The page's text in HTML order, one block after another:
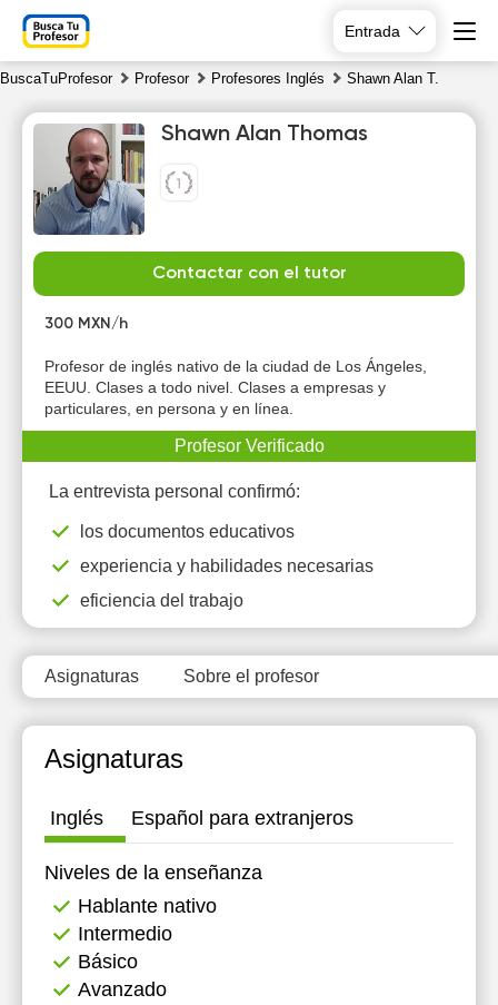
Entrada
BuscaTuProfesor Profesor Profesores Inglés Shawn Alan T.
Shawn Alan Thomas
Contactar con el tutor
300 MXN/h
Profesor de inglés nativo de la ciudad de Los Ángeles,
EEUU. Clases a todo nivel. Clases a empresas y
particulares, en persona y en línea.
Profesor Verificado
La entrevista personal confirmó:
los documentos educativos
experiencia y habilidades necesarias
eficiencia del trabajo
Asignaturas Sobre el profesor
Asignaturas
Inglés Español para extranjeros
Niveles de la enseñanza
Hablante nativo
Intermedio
Básico
Avanzado
6
Fr
7
Sa
8
9
20:00
20:30
10:00
10:30
11:00
11:30
12:00
12:30
13:30
14:00
21:00
13:00
13:30
14:00
14:30
15:00
15:30